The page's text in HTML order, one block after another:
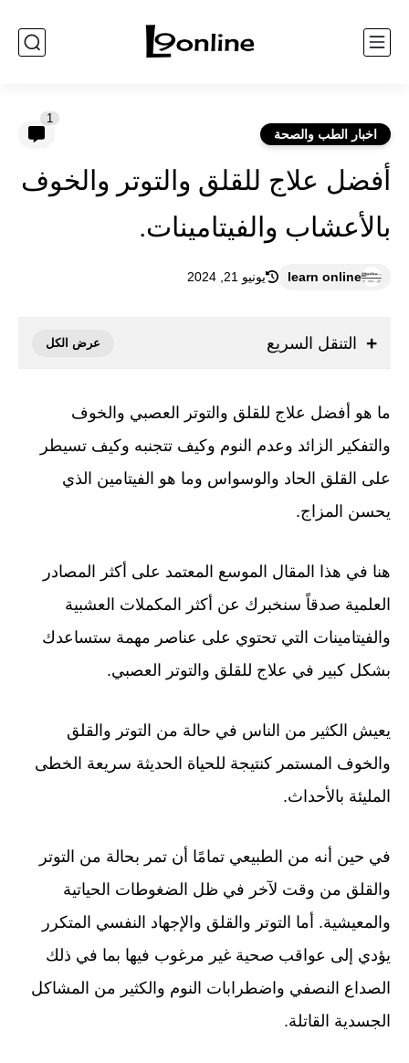
اخبار الطب والصحة
1
أفضل علاج للقلق والتوتر والخوف
بالأعشاب والفيتامينات.
learn online يونيو 21, 2024
التنقل السريع
ما هو أفضل علاج للقلق والتوتر العصبي والخوف
والتفكير الزائد وعدم النوم وكيف تتجنبه وكيف تسيطر
على القلق الحاد والوسواس وما هو الفيتامين الذي
يحسن المزاج.
هنا في هذا المقال الموسع المعتمد على أكثر المصادر
العلمية صدقاً سنخبرك عن أكثر المكملات العشبية
والفيتامينات التي تحتوي على عناصر مهمة ستساعدك
بشكل كبير في علاج للقلق والتوتر العصبي.
يعيش الكثير من الناس في حالة من التوتر والقلق
والخوف المستمر كنتيجة للحياة الحديثة سريعة الخطى
المليئة بالأحداث.
في حين أنه من الطبيعي تمامًا أن تمر بحالة من التوتر
والقلق من وقت لآخر في ظل الضغوطات الحياتية
والمعيشية. أما التوتر والقلق والإجهاد النفسي المتكرر
يؤدي إلى عواقب صحية غير مرغوب فيها بما في ذلك
الصداع النصفي واضطرابات النوم والكثير من المشاكل
الجسدية القاتلة.